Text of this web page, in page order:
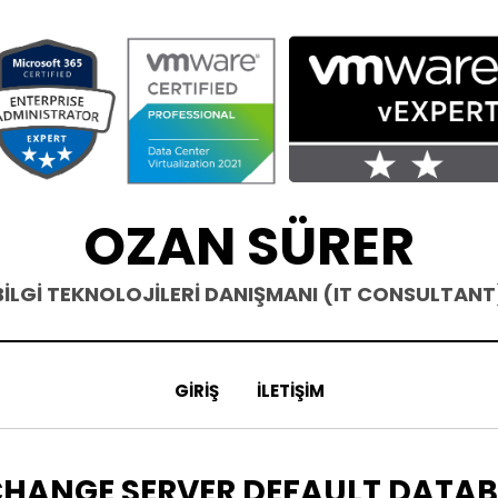
OZAN SÜRER
TEKNOLOJİLERİ DANIŞMANI (IT
GIRIŞ İLETIŞIM